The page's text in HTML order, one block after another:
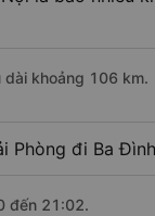
dài khoảng 106 km.
Phòng đi Ba
đến 21:02.